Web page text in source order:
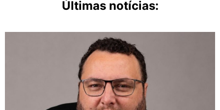
Últimas notícias: